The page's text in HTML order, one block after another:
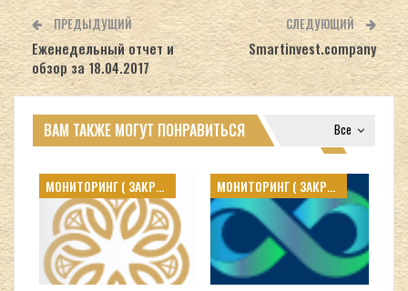
ПРЕДЫДУЩИЙ
Еженедельный отчет и
обзор за 18.04.2017
СЛЕДУЮЩИЙ
Smartinvest.company
Все
ВАМ ТАКЖЕ МОГУТ ПОНРАВИТЬСЯ
МОНИТОРИНГ ( ЗАКРЫТЫЕ ) МОНИТОРИНГ ( ЗАКРЫТЫЕ )